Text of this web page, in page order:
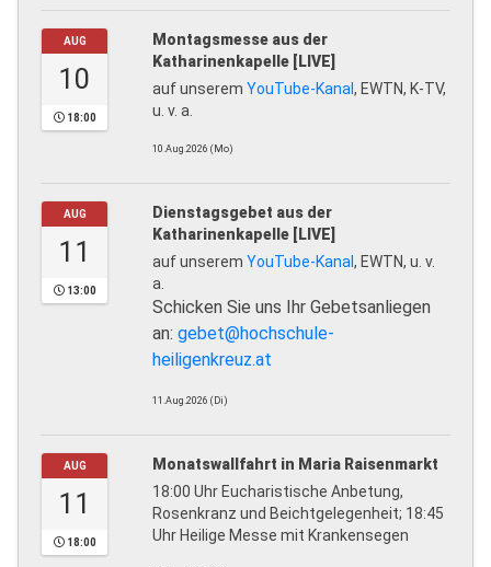
AUG
10
18:00
Montagsmesse aus der
Katharinenkapelle [LIVE]
auf unserem YouTube-Kanal, EWTN, K-TV,
u. v. a.
10.Aug.2026 (Mo)
AUG
11
13:00
Dienstagsgebet aus der
Katharinenkapelle [LIVE]
auf unserem YouTube-Kanal, EWTN, u. v.
a.
Schicken Sie uns Ihr Gebetsanliegen
an: gebet@hochschule-
heiligenkreuz.at
11.Aug.2026 (Di)
AUG
11
18:00
Monatswallfahrt in Maria Raisenmarkt
18:00 Uhr Eucharistische Anbetung,
Rosenkranz und Beichtgelegenheit; 18:45
Uhr Heilige Messe mit Krankensegen